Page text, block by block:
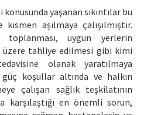
yaşanan sıkıntılar bu
aşılmaya çalışılmıştır.
uygun yerlerin
üzere tahliye edilmesi gibi kimi
olanak yaratılmaya
koşullar altında ve halkın
çalışan sağlık teşkilatının
karşılaştığı en önemli sorun,